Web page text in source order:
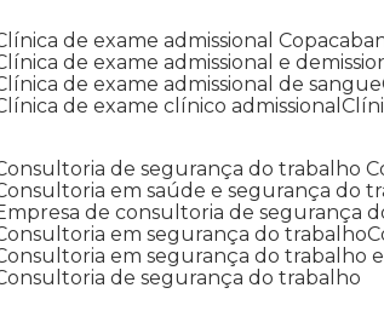
Clínica de exame admissional
Clínica de exame admissional e
Clínica de exame admissional de sangue
Clínica de exame clínico admissional
Consultoria de segurança do trabalho
Consultoria em saúde e segurança do
Empresa de consultoria de segurança
Consultoria em segurança do trabalho
Consultoria em segurança do trabalho
Consultoria de segurança do trabalho